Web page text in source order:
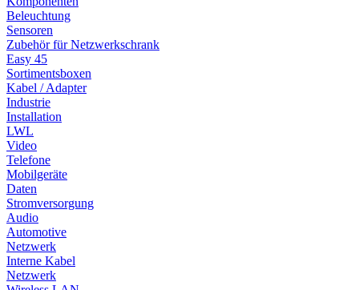
Beleuchtung
Sensoren
Zubehör für Netzwerkschrank
Easy 45
Sortimentsboxen
Kabel / Adapter
Industrie
Installation
LWL
Video
Telefone
Mobilgeräte
Daten
Stromversorgung
Audio
Automotive
Netzwerk
Interne Kabel
Netzwerk